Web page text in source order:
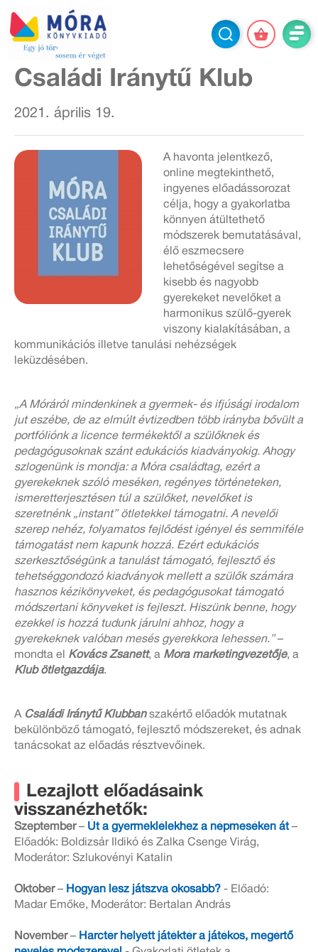
Családi Iránytű Klub
2021. április 19.
A havonta jelentkező,
online megtekinthető,
ingyenes előadássorozat
célja, hogy a gyakorlatba
könnyen átültethető
módszerek bemutatásával,
élő eszmecsere
lehetőségével segítse a
kisebb és nagyobb
gyerekeket nevelőket a
harmonikus szülő-gyerek
viszony kialakításában, a
kommunikációs illetve tanulási nehézségek
leküzdésében.
„A Móráról mindenkinek a gyermek- és ifjúsági irodalom
jut eszébe, de az elmúlt évtizedben több irányba bővült a
portfóliónk a licence termékektől a szülőknek és
pedagógusoknak szánt edukációs kiadványokig. Ahogy
szlogenünk is mondja: a Móra családtag, ezért a
gyerekeknek szóló meséken, regényes történeteken,
ismeretterjesztésen túl a szülőket, nevelőket is
szeretnénk „instant” ötletekkel támogatni. A nevelői
szerep nehéz, folyamatos fejlődést igényel és semmiféle
támogatást nem kapunk hozzá. Ezért edukációs
szerkesztőségünk a tanulást támogató, fejlesztő és
tehetséggondozó kiadványok mellett a szülők számára
hasznos kézikönyveket, és pedagógusokat támogató
módszertani könyveket is fejleszt. Hiszünk benne, hogy
ezekkel is hozzá tudunk járulni ahhoz, hogy a
gyerekeknek valóban mesés gyerekkora lehessen.”–
mondta el Kovács Zsanett, a Móra marketingvezetője, a
Klub ötletgazdája.
A Családi Iránytű Klubbanszakértő előadók mutatnak
bekülönböző támogató, fejlesztő módszereket, és adnak
tanácsokat az előadás résztvevőinek.
Lezajlott előadásaink
visszanézhetők:
Szeptember– Út a gyermeklélekhez a népmeséken át–
Előadók: Boldizsár Ildikó és Zalka Csenge Virág,
Moderátor: Szlukovényi Katalin
Október– Hogyan lesz játszva okosabb? - Előadó:
Madar Emőke, Moderátor: Bertalan András
November– Harctér helyett játéktér a játékos, megértő